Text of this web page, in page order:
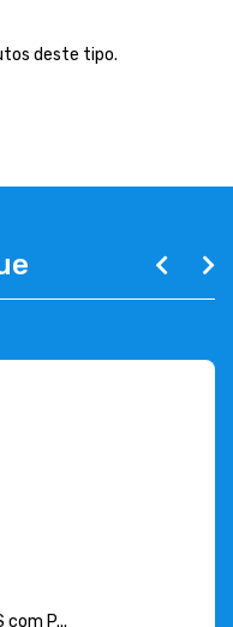
deste tipo.
com P...